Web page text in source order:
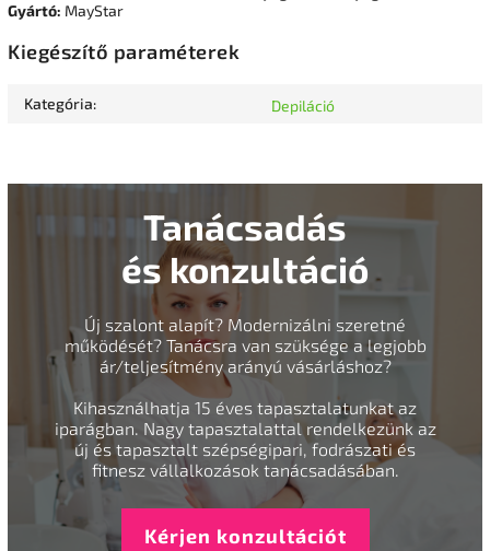
Gyártó: MayStar
Kiegészítő paraméterek
Kategória: Depiláció
Tanácsadás
és konzultáció
Új szalont alapít? Modernizálni szeretné
működését? Tanácsra van szüksége a legjobb
ár/teljesítmény arányú vásárláshoz?
Kihasználhatja 15 éves tapasztalatunkat az
iparágban. Nagy tapasztalattal rendelkezünk az
új és tapasztalt szépségipari, fodrászati és
fitnesz vállalkozások tanácsadásában.
Kérjen konzultációt